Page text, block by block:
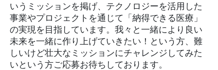
いうミッションを掲げ、テクノロジーを活用した
事業やプロジェクトを通じて「納得できる医療」
の実現を目指しています。我々と一緒により良い
未来を一緒に作り上げていきたい！という方、難
しいけど壮大なミッションにチャレンジしてみた
いという方ご応募お待ちしております。